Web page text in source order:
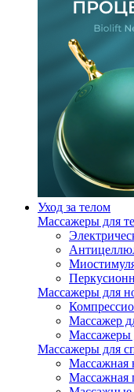
Уход за телом
Массажеры для
Массажеры для
Массажер
Массажеры
Массажеры для
Массажная
Массажная